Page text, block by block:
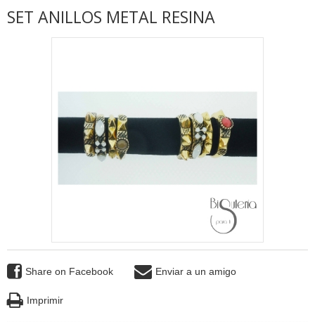
SET ANILLOS METAL RESINA
Share on Facebook Enviar a un amigo
Imprimir